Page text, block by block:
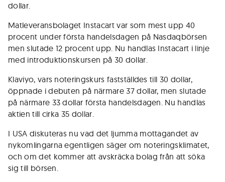
dollar.
Matleveransbolaget Instacart var som mest upp 40
procent under första handelsdagen på Nasdaqbörsen
men slutade 12 procent upp. Nu handlas Instacart i linje
med introduktionskursen på 30 dollar.
Klaviyo, vars noteringskurs fastställdes till 30 dollar,
öppnade i debuten på närmare 37 dollar, men slutade
på närmare 33 dollar första handelsdagen. Nu handlas
aktien till cirka 35 dollar.
I USA diskuteras nu vad det ljumma mottagandet av
nykomlingarna egentligen säger om noteringsklimatet,
och om det kommer att avskräcka bolag från att söka
sig till börsen.